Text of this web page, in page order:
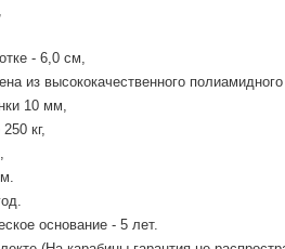
- 6,0 см,
из высококачественного
10 мм,
кг,
основание - 5 лет.